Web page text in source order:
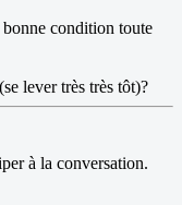
condition toute
lever très très tôt)?
à la conversation.